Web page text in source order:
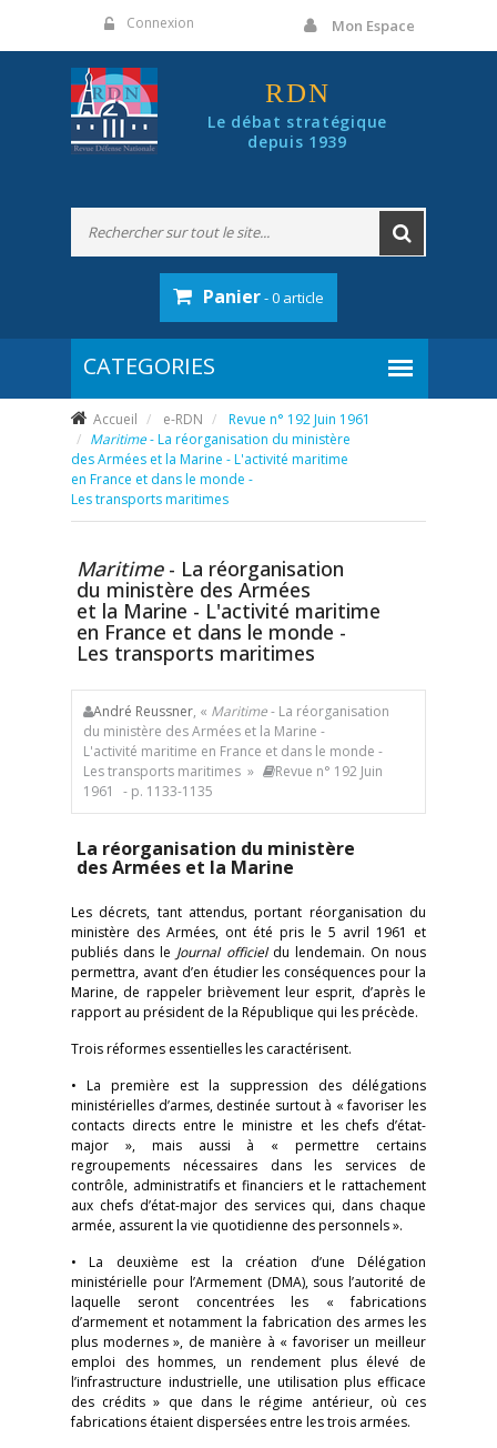
Connexion Mon Espace
RDN
Le débat stratégique
depuis 1939
Panier- 0 article
Accueil e-RDN
Revue n° 192 Juin 1961
Maritime- La réorganisation du ministère
des Armées et la Marine - L'activité maritime
en France et dans le monde -
Les transports maritimes
Maritime - La réorganisation
du ministère des Armées
et la Marine - L'activité maritime
en France et dans le monde -
Les transports maritimes
André Reussner, « Maritime- La réorganisation
du ministère des Armées et la Marine -
L'activité maritime en France et dans le monde -
Les transports maritimes »
Revue n° 192 Juin
1961
- p. 1133-1135
La réorganisation du ministère
des Armées et la Marine
Les décrets, tant attendus, portant réorganisation du
ministère des Armées, ont été pris le 5 avril 1961 et
publiés dans le Journal officiel du lendemain. On nous
permettra, avant d’en étudier les conséquences pour la
Marine, de rappeler brièvement leur esprit, d’après le
rapport au président de la République qui les précède.
Trois réformes essentielles les caractérisent.
• La première est la suppression des délégations
ministérielles d’armes, destinée surtout à « favoriser les
contacts directs entre le ministre et les chefs d’état-
major », mais aussi à « permettre certains
regroupements nécessaires dans les services de
contrôle, administratifs et financiers et le rattachement
aux chefs d’état-major des services qui, dans chaque
armée, assurent la vie quotidienne des personnels ».
• La deuxième est la création d’une Délégation
ministérielle pour l’Armement (DMA), sous l’autorité de
laquelle seront concentrées les « fabrications
d’armement et notamment la fabrication des armes les
plus modernes », de manière à « favoriser un meilleur
emploi des hommes, un rendement plus élevé de
l’infrastructure industrielle, une utilisation plus efficace
des crédits » que dans le régime antérieur, où ces
fabrications étaient dispersées entre les trois armées.